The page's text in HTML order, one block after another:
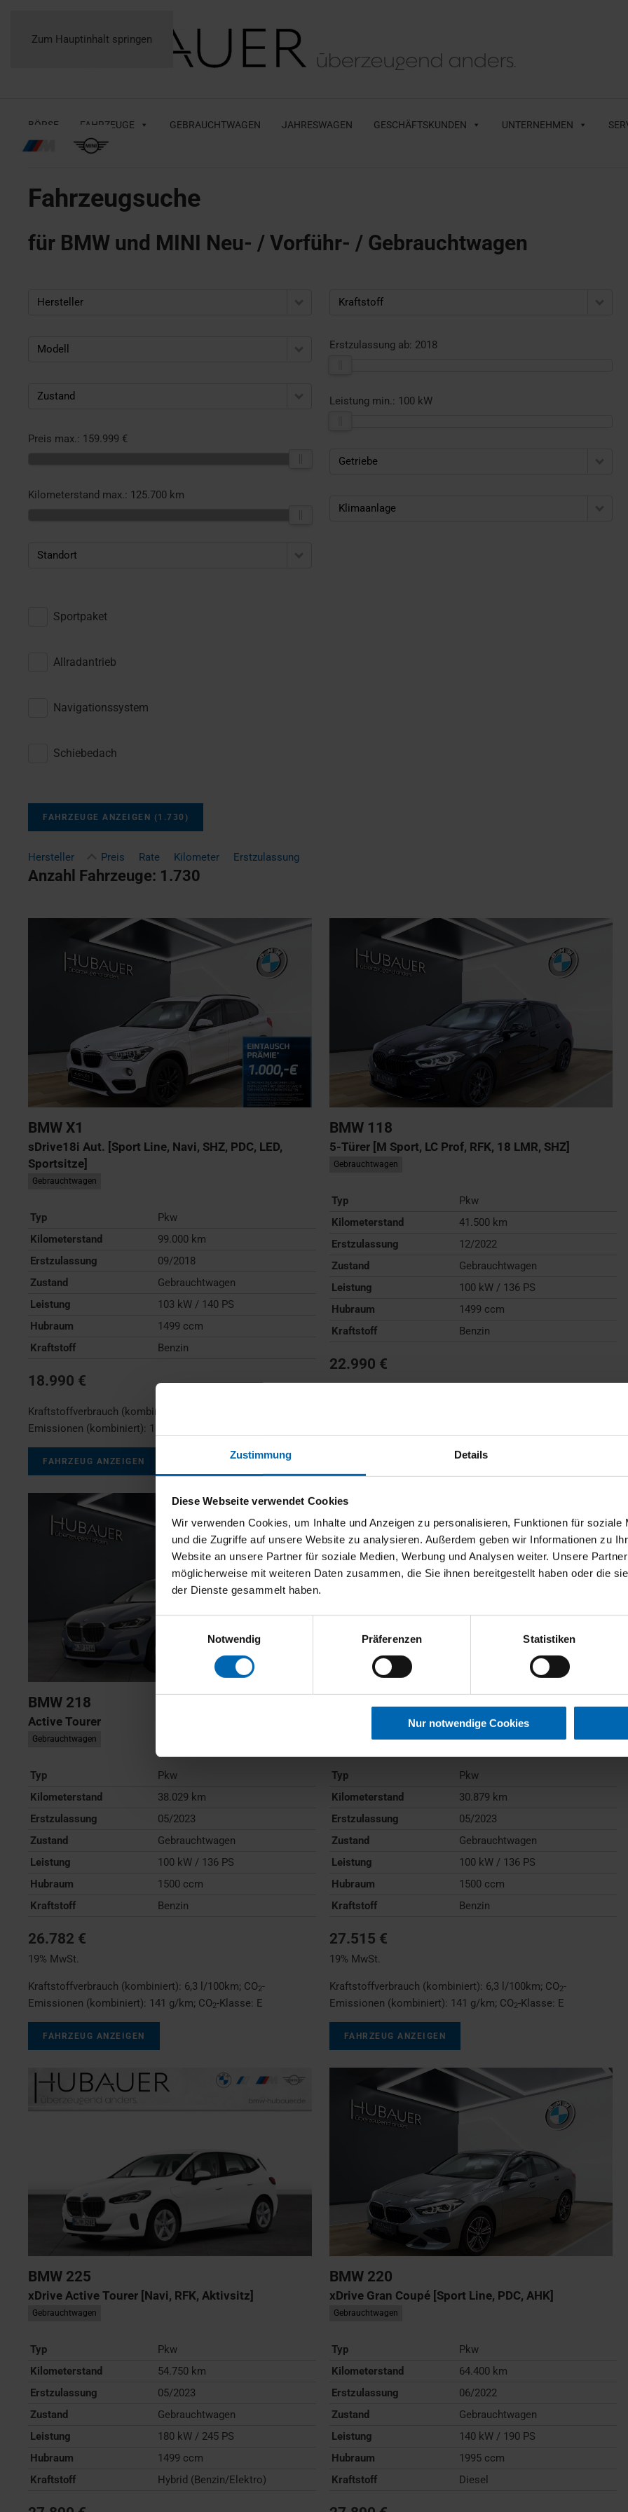
Zustimmung Details
Diese Webseite verwendet Cookies
Wir verwenden Cookies, um Inhalte und Anzeigen zu personalisieren, Funktionen für soziale
und die Zugriffe auf unsere Website zu analysieren. Außerdem geben wir Informationen zu
Website an unsere Partner für soziale Medien, Werbung und Analysen weiter. Unsere
möglicherweise mit weiteren Daten zusammen, die Sie ihnen bereitgestellt haben oder die
der Dienste gesammelt haben.
Notwendig
Präferenzen Statistiken
Nur notwendige Cookies
Zum Hauptinhalt springen
BÖRSE FAHRZEUGE GEBRAUCHTWAGEN JAHRESWAGEN GESCHÄFTSKUNDEN UNTERNEHMEN
Fahrzeugsuche
für BMW und MINI Neu- / Vorführ- / Gebrauchtwagen
Hersteller
Modell
Zustand
Preis max.: 159.999 €
Kilometerstand max.: 125.700 km
Standort
Kraftstoff
Erstzulassung ab: 2018
Leistung min.: 100 kW
Getriebe
Klimaanlage
Sportpaket
Allradantrieb
Navigationssystem
Schiebedach
FAHRZEUGE ANZEIGEN (1.730 )
Hersteller Preis Rate Kilometer Erstzulassung
Anzahl Fahrzeuge: 1.730
BMW X1
sDrive18i Aut. [Sport Line, Navi, SHZ, PDC, LED,
Sportsitze]
Gebrauchtwagen
Typ
Pkw
Kilometerstand
99.000 km
Erstzulassung
09/2018
Zustand
Gebrauchtwagen
Leistung
103 kW / 140 PS
Hubraum
1499 ccm
Kraftstoff
Benzin
18.990 €
Kraftstoffverbrauch (kombiniert):
Emissionen (kombiniert): 159 g/km
FAHRZEUG ANZEIGEN
BMW 118
5-Türer [M Sport, LC Prof, RFK, 18 LMR, SHZ]
Gebrauchtwagen
Typ
Pkw
Kilometerstand
41.500 km
Erstzulassung
12/2022
Zustand
Gebrauchtwagen
Leistung
100 kW / 136 PS
Hubraum
1499 ccm
Kraftstoff
Benzin
22.990 €
BMW 218
Active Tourer
Gebrauchtwagen
Typ
Pkw
Kilometerstand
38.029 km
Erstzulassung
05/2023
Zustand
Gebrauchtwagen
Leistung
100 kW / 136 PS
Hubraum
1500 ccm
Kraftstoff
Benzin
26.782 €
19% MwSt.
Kraftstoffverbrauch (kombiniert): 6,3 l/100km; CO2-
Emissionen (kombiniert): 141 g/km; CO2-Klasse: E
FAHRZEUG ANZEIGEN
218
Gebrauchtwagen
Typ
Pkw
Kilometerstand
30.879 km
Erstzulassung
05/2023
Zustand
Gebrauchtwagen
Leistung
100 kW / 136 PS
Hubraum
1500 ccm
Kraftstoff
Benzin
27.515 €
19% MwSt.
Kraftstoffverbrauch (kombiniert): 6,3 l/100km; CO2-
Emissionen (kombiniert): 141 g/km; CO2-Klasse: E
FAHRZEUG ANZEIGEN
BMW 225
xDrive Active Tourer [Navi, RFK, Aktivsitz]
Gebrauchtwagen
Typ
Pkw
Kilometerstand
54.750 km
Erstzulassung
05/2023
Zustand
Gebrauchtwagen
Leistung
180 kW / 245 PS
Hubraum
1499 ccm
Kraftstoff
Hybrid (Benzin/Elektro)
BMW 220
xDrive Gran Coupé [Sport Line, PDC, AHK]
Gebrauchtwagen
Typ
Pkw
Kilometerstand
64.400 km
Erstzulassung
06/2022
Zustand
Gebrauchtwagen
Leistung
140 kW / 190 PS
Hubraum
1995 ccm
Kraftstoff
Diesel